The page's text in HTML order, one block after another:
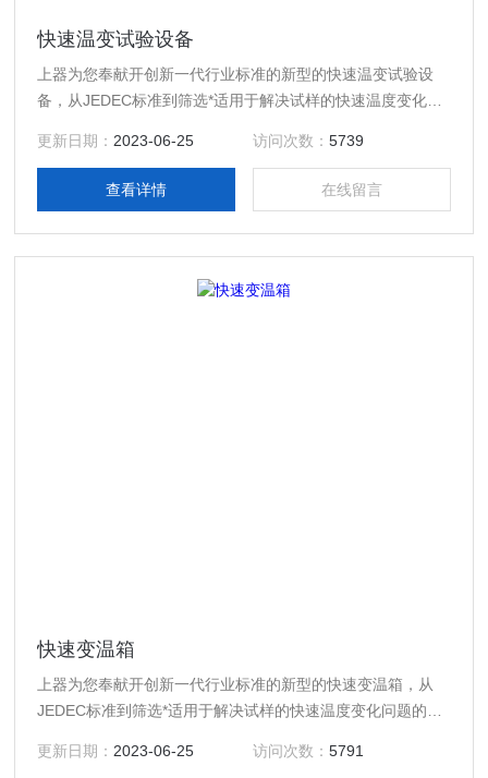
快速温变试验设备
上器为您奉献开创新一代行业标准的新型的快速温变试验设
备，从JEDEC标准到筛选*适用于解决试样的快速温度变化问
化率，我们用了以试验温度控制、快速温度变化以及斜度控制
等一系列新技术
更新日期： 2023-06-25 访问次数： 5739
查看详情 在线留言
快速变温箱
上器为您奉献开创新一代行业标准的新型的快速变温箱，从
JEDEC标准到筛选*适用于解决试样的快速温度变化问题的快
我们用了以试验温度控制、快速温度变化以及斜度控制等一系
更新日期： 2023-06-25 访问次数： 5791